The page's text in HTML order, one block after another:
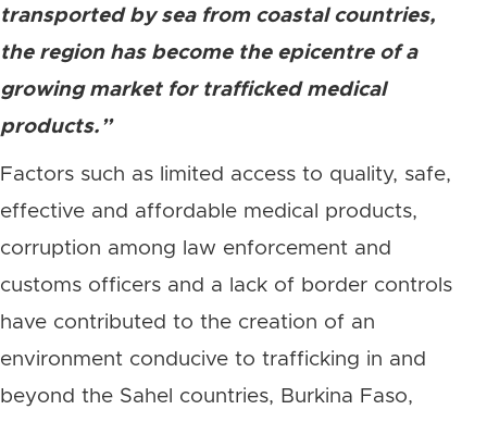
transported by sea from coastal countries,
the region has become the epicentre of a
growing market for trafficked medical
products.”
Factors such as limited access to quality, safe,
effective and affordable medical products,
corruption among law enforcement and
customs officers and a lack of border controls
have contributed to the creation of an
environment conducive to trafficking in and
beyond the Sahel countries, Burkina Faso,